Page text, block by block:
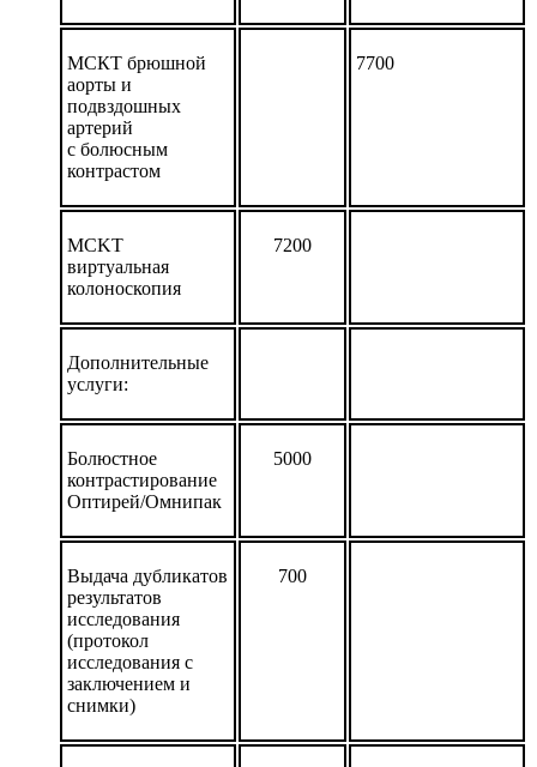
МСКТ брюшной
аорты и
подвздошных
артерий
с болюсным
контрастом
7700
MCKT
виртуальная
колоноскопия
7200
Дополнительные
услуги:
Болюстное
контрастирование
Оптирей/Омнипак
5000
Выдача дубликатов
результатов
исследования
(протокол
исследования с
заключением и
снимки)
700